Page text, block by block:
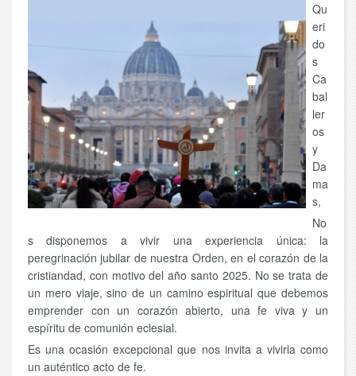
Qu
eri
do
s
Ca
bal
ler
os
y
Da
ma
s,
No
s disponemos a vivir una experiencia única: la
peregrinación jubilar de nuestra Orden, en el corazón de la
cristiandad, con motivo del año santo 2025. No se trata de
un mero viaje, sino de un camino espiritual que debemos
emprender con un corazón abierto, una fe viva y un
espíritu de comunión eclesial.
Es una ocasión excepcional que nos invita a vivirla como
un auténtico acto de fe.